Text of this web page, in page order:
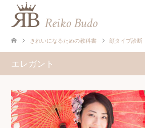
きれいになるための教科書 顔タイプ診断
エレガント